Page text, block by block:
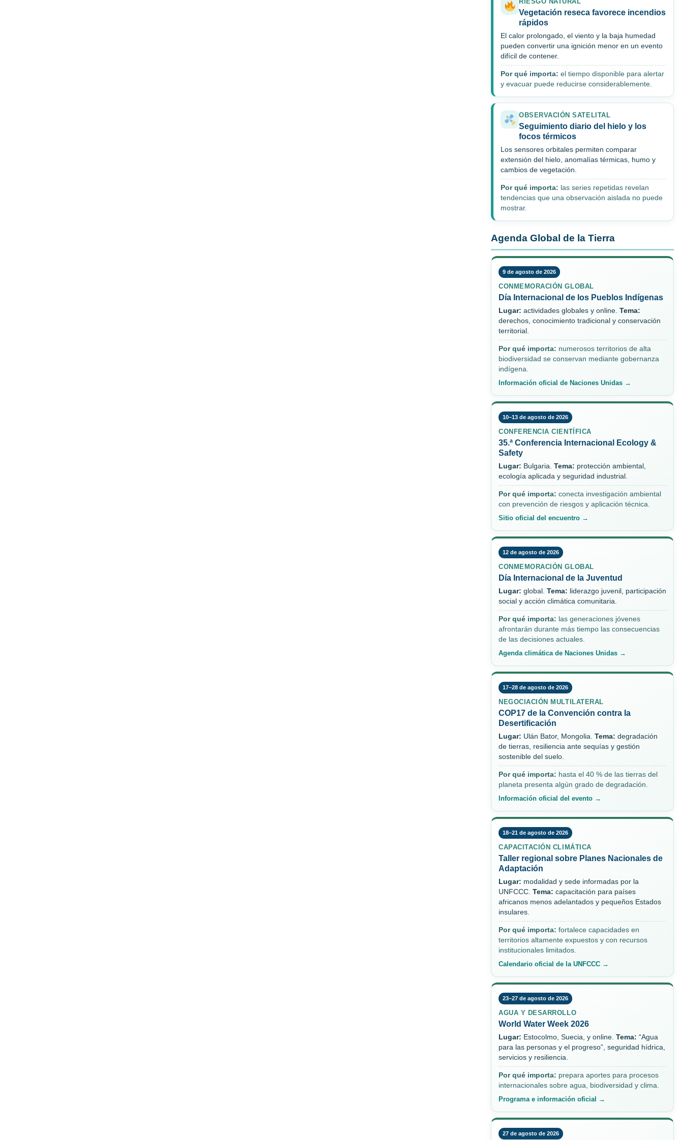
Vegetación reseca favorece incendios
rápidos
El calor prolongado, el viento y la baja humedad
pueden convertir una ignición menor en un evento
difícil de contener.
Por qué importa: el tiempo disponible para alertar
y evacuar puede reducirse considerablemente.
OBSERVACIÓN SATELITAL
Seguimiento diario del hielo y los
focos térmicos
Los sensores orbitales permiten comparar
extensión del hielo, anomalías térmicas, humo y
cambios de vegetación.
Por qué importa: las series repetidas revelan
tendencias que una observación aislada no puede
mostrar.
Agenda Global de la Tierra
9 de agosto de 2026
CONMEMORACIÓN GLOBAL
Día Internacional de los Pueblos Indígenas
Lugar: actividades globales y online. Tema:
derechos, conocimiento tradicional y conservación
territorial.
Por qué importa: numerosos territorios de alta
biodiversidad se conservan mediante gobernanza
indígena.
Información oficial de Naciones Unidas →
10–13 de agosto de 2026
CONFERENCIA CIENTÍFICA
35.ª Conferencia Internacional Ecology &
Safety
Lugar: Bulgaria. Tema: protección ambiental,
ecología aplicada y seguridad industrial.
Por qué importa: conecta investigación ambiental
con prevención de riesgos y aplicación técnica.
Sitio oficial del encuentro →
12 de agosto de 2026
CONMEMORACIÓN GLOBAL
Día Internacional de la Juventud
Lugar: global. Tema: liderazgo juvenil, participación
social y acción climática comunitaria.
Por qué importa: las generaciones jóvenes
afrontarán durante más tiempo las consecuencias
de las decisiones actuales.
Agenda climática de Naciones Unidas →
17–28 de agosto de 2026
NEGOCIACIÓN MULTILATERAL
COP17 de la Convención contra la
Desertificación
Lugar: Ulán Bator, Mongolia. Tema: degradación
de tierras, resiliencia ante sequías y gestión
sostenible del suelo.
Por qué importa: hasta el 40 % de las tierras del
planeta presenta algún grado de degradación.
Información oficial del evento →
18–21 de agosto de 2026
CAPACITACIÓN CLIMÁTICA
Taller regional sobre Planes Nacionales de
Adaptación
Lugar: modalidad y sede informadas por la
UNFCCC. Tema: capacitación para países
africanos menos adelantados y pequeños Estados
insulares.
Por qué importa: fortalece capacidades en
territorios altamente expuestos y con recursos
institucionales limitados.
Calendario oficial de la UNFCCC →
23–27 de agosto de 2026
AGUA Y DESARROLLO
World Water Week 2026
Lugar: Estocolmo, Suecia, y online. Tema: “Agua
para las personas y el progreso”, seguridad hídrica,
servicios y resiliencia.
Por qué importa: prepara aportes para procesos
internacionales sobre agua, biodiversidad y clima.
Programa e información oficial →
27 de agosto de 2026